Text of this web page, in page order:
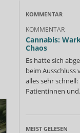
KOMMENTAR
KOMMENTAR
Cannabis:
Chaos
Es hatte sich
beim Ausschluss
alles sehr
Patientinnen
MEIST GELESEN